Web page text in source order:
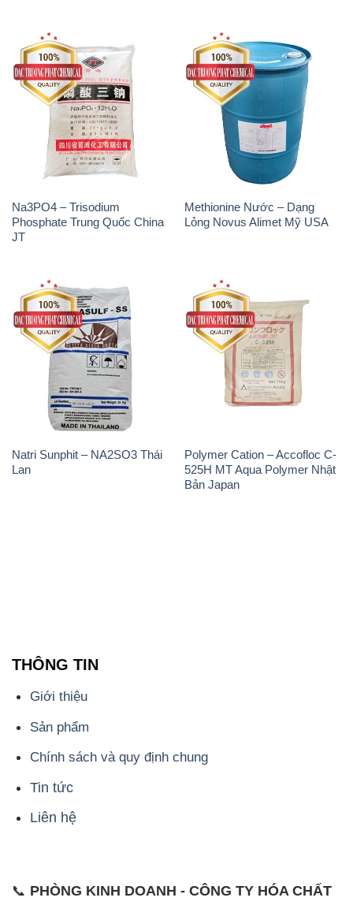
Na3PO4 – Trisodium
Phosphate Trung Quốc China
JT
Methionine Nước – Dạng
Lỏng Novus Alimet Mỹ USA
Natri Sunphit – NA2SO3 Thái
Lan
Polymer Cation – Accofloc C-
525H MT Aqua Polymer Nhật
Bản Japan
THÔNG TIN
Giới thiệu
Sản phẩm
Chính sách và quy định chung
Tin tức
Liên hệ
📞 PHÒNG KINH DOANH - CÔNG TY HÓA CHẤT